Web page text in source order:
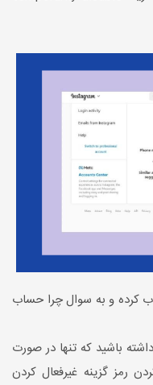
کرده و به سوال چرا حساب
باشید که تنها در صورت
رمز گزینه غیرفعال کردن